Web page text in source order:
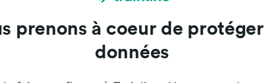
prenons à coeur de
données